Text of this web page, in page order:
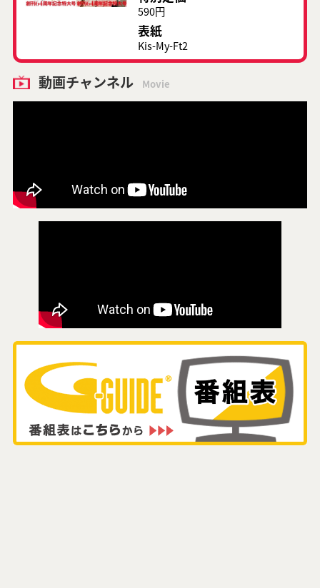
590円
表紙
Kis-My-Ft2
動画チャンネル Movie